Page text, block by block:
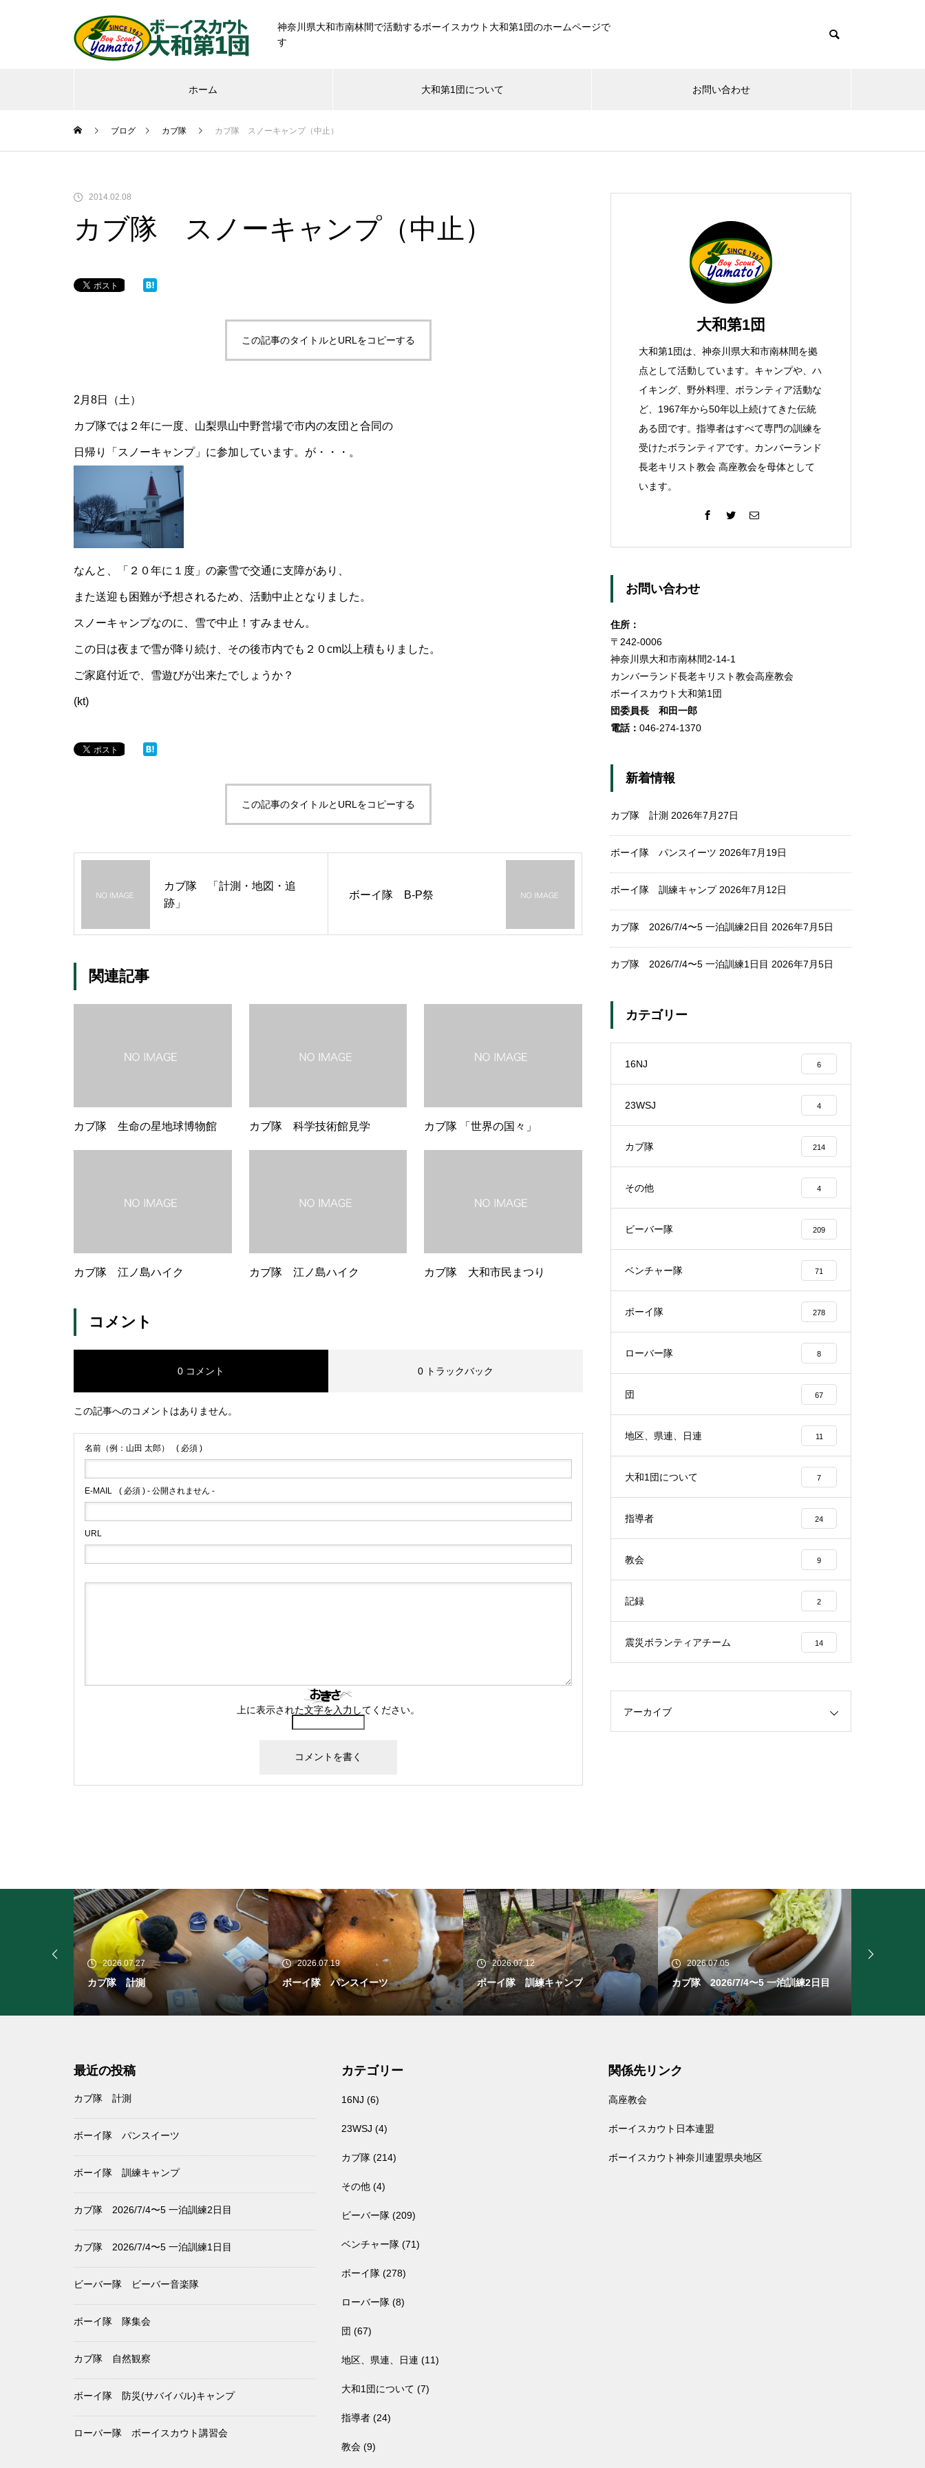
神奈川県大和市南林間で活動するボーイスカウト大和第1団のホームページで
す
ホーム 大和第1団について お問い合わせ
ブログ カブ隊 カブ隊 スノーキャンプ（中止）
2014.02.08
カブ隊 スノーキャンプ（中止）
この記事のタイトルとURLをコピーする
2月8日（土）
カブ隊では２年に一度、山梨県山中野営場で市内の友団と合同の
日帰り「スノーキャンプ」に参加しています。が・・・。
なんと、「２０年に１度」の豪雪で交通に支障があり、
また送迎も困難が予想されるため、活動中止となりました。
スノーキャンプなのに、雪で中止！すみません。
この日は夜まで雪が降り続け、その後市内でも２０cm以上積もりました。
ご家庭付近で、雪遊びが出来たでしょうか？
(kt)
この記事のタイトルとURLをコピーする
カブ隊 「計測・地図・追
跡」
ボーイ隊 B-P祭
関連記事
カブ隊 生命の星地球博物館 カブ隊 科学技術館見学 カブ隊 「世界の国々」
カブ隊 江ノ島ハイク カブ隊 江ノ島ハイク カブ隊 大和市民まつり
コメント
0 コメント 0 トラックバック
この記事へのコメントはありません。
名前（例：山田 太郎） ( 必須 )
E-MAIL ( 必須 ) - 公開されません -
URL
上に表示された文字を入力してください。
大和第1団
大和第1団は、神奈川県大和市南林間を拠
点として活動しています。キャンプや、ハ
イキング、野外料理、ボランティア活動な
ど、1967年から50年以上続けてきた伝統
ある団です。指導者はすべて専門の訓練を
受けたボランティアです。カンバーランド
長老キリスト教会 高座教会を母体として
います。
お問い合わせ
住所：
〒242-0006
神奈川県大和市南林間2-14-1
カンバーランド長老キリスト教会高座教会
ボーイスカウト大和第1団
団委員長 和田一郎
電話： 046-274-1370
新着情報
カブ隊 計測 2026年7月27日
ボーイ隊 パンスイーツ 2026年7月19日
ボーイ隊 訓練キャンプ 2026年7月12日
カブ隊 2026/7/4〜5 一泊訓練2日目 2026年7月5日
カブ隊 2026/7/4〜5 一泊訓練1日目 2026年7月5日
カテゴリー
16NJ 6
23WSJ 4
カブ隊 214
その他 4
ビーバー隊 209
ベンチャー隊 71
ボーイ隊 278
ローバー隊 8
団 67
地区、県連、日連 11
大和1団について 7
指導者 24
教会 9
記録 2
震災ボランティアチーム 14
アーカイブ
2026.07.19
ボーイ隊 パンスイーツ
2026.07.12
ボーイ隊 訓練キャンプ
2026.07.05
カブ隊 2026/7/4〜5 一泊訓練2日目
2026.07.05
カブ隊 2026/7/4〜5 一泊訓練1日目
最近の投稿
カブ隊 計測
ボーイ隊 パンスイーツ
ボーイ隊 訓練キャンプ
カブ隊 2026/7/4〜5 一泊訓練2日目
カブ隊 2026/7/4〜5 一泊訓練1日目
ビーバー隊 ビーバー音楽隊
ボーイ隊 隊集会
カブ隊 自然観察
ボーイ隊 防災(サバイバル)キャンプ
ローバー隊 ボーイスカウト講習会
カテゴリー
16NJ (6)
23WSJ (4)
カブ隊(214)
その他(4)
ビーバー隊(209)
ベンチャー隊(71)
ボーイ隊(278)
ローバー隊(8)
団 (67)
地区、県連、日連 (11)
大和1団について (7)
指導者(24)
教会(9)
関係先リンク
高座教会
ボーイスカウト日本連盟
ボーイスカウト神奈川連盟県央地区